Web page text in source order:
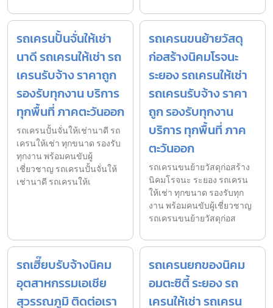
รถเครนปั้นจั่นให้เช่า
นาดี รถเครนให้เช่า รถ
เครนรับจ้าง ราคาถูก
รองรับทุกงาน บริการ
ทุกพื้นที่ ภาคตะวันออก
รถเครนปั้นจั่นให้เช่านาดี รถ
เครนให้เช่า ทุกขนาด รองรับ
ทุกงาน พร้อมคนขับผู้
เชี่ยวชาญ รถเครนปั้นจั่นให้
เช่านาดี รถเครนให้เ
รถเครนขนย้ายวัสดุ
ก่อสร้างนิคมโรจนะ
ระยอง รถเครนให้เช่า
รถเครนรับจ้าง ราคา
ถูก รองรับทุกงาน
บริการ ทุกพื้นที่ ภาค
ตะวันออก
รถเครนขนย้ายวัสดุก่อสร้าง
นิคมโรจนะ ระยอง รถเครน
ให้เช่า ทุกขนาด รองรับทุก
งาน พร้อมคนขับผู้เชี่ยวชาญ
รถเครนขนย้ายวัสดุก่อส
รถเฮี๊ยบรับจ้างนิคม
อุตสาหกรรมเอเชีย
สุวรรณภูมิ ติดต่อเรา
รถเครนยกของนิคม
อมตะซิตี้ ระยอง รถ
เครนให้เช่า รถเครน